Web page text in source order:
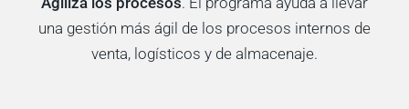
una gestión más ágil de los procesos internos de
venta, logísticos y de almacenaje.